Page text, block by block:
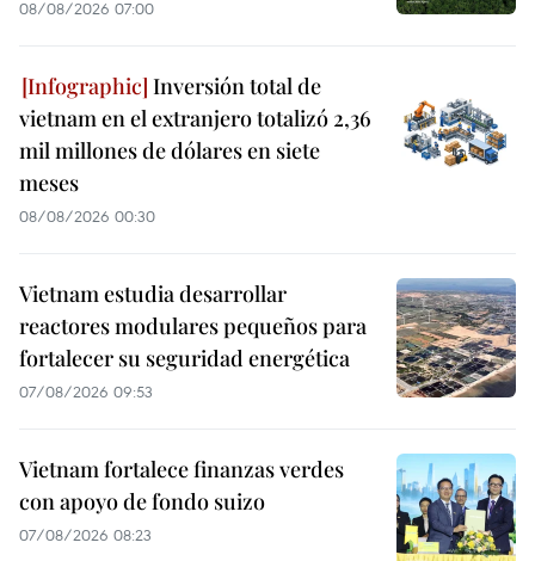
08/08/2026 07:00
Inversión total de
vietnam en el extranjero totalizó 2,36
mil millones de dólares en siete
meses
08/08/2026 00:30
Vietnam estudia desarrollar
reactores modulares pequeños para
fortalecer su seguridad energética
07/08/2026 09:53
Vietnam fortalece finanzas verdes
con apoyo de fondo suizo
07/08/2026 08:23